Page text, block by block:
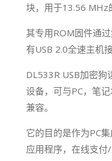
块，用于13.56 MHz
其专用ROM固件通
有USB 2.0全速主机
DL533R USB加密狗
设备，可与PC，笔
兼容。
它的目的是作为PC
应用程序，在线支